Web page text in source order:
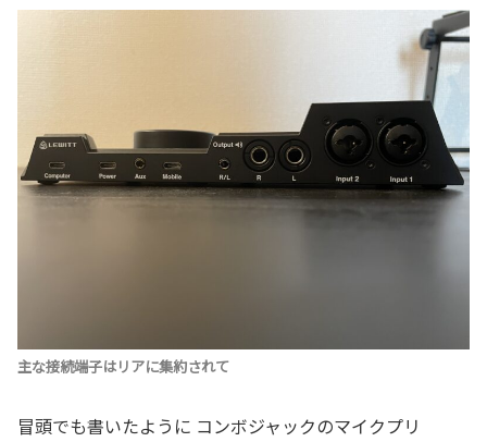
主な接続端子はリアに集約されて
冒頭でも書いたように コンボジャックのマイクプリ